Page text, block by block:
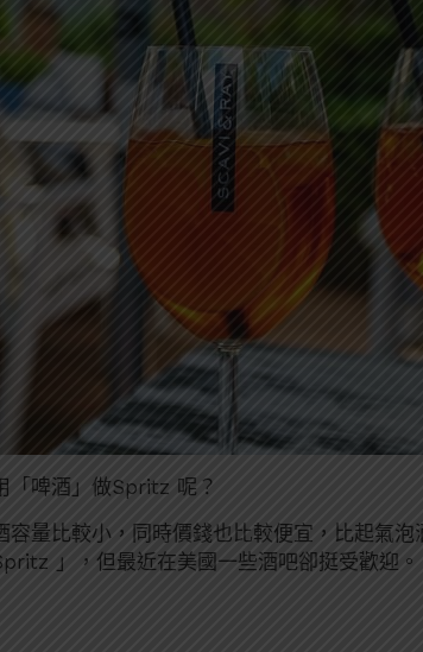
「啤酒」做Spritz 呢？
容量比較小，同時價錢也比較便宜，比起氣泡
」，但最近在美國一些酒吧卻挺受歡迎。